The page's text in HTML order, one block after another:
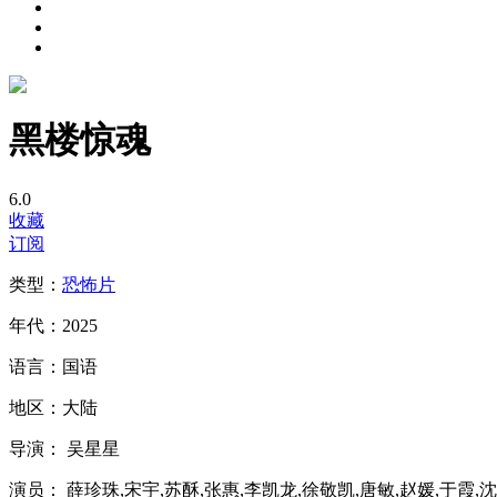
黑楼惊魂
6.0
收藏
订阅
类型： 恐怖片
年代： 2025
语言： 国语
地区： 大陆
导演： 吴星星
演员： 薛珍珠,宋宇,苏酥,张惠,李凯龙,徐敬凯,唐敏,赵媛,于霞,